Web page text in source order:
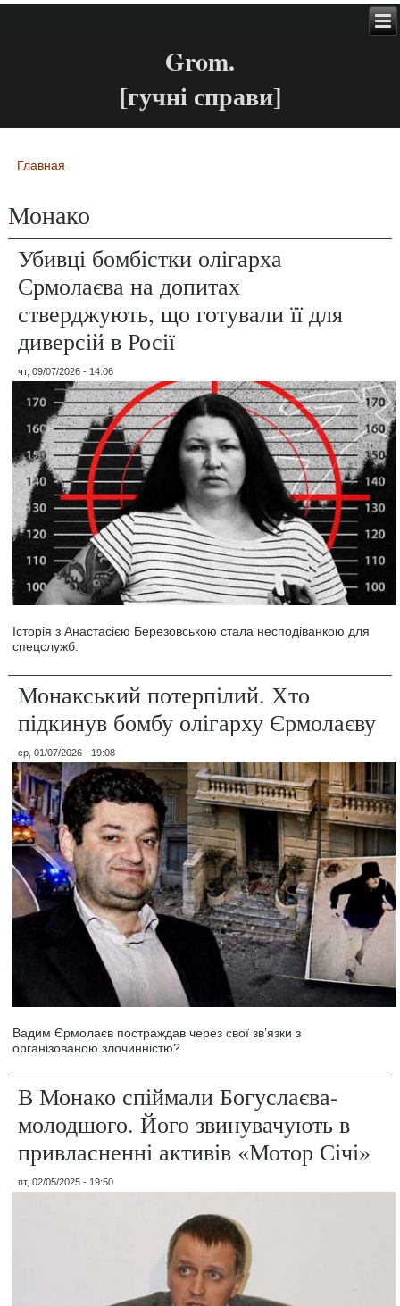
Grom.
[гучні справи]
Вы здесь
Главная
Монако
Убивці бомбістки олігарха
Єрмолаєва на допитах
стверджують, що готували її для
диверсій в Росії
чт, 09/07/2026 - 14:06
Історія з Анастасією Березовською стала несподіванкою для
спецслужб.
Монакський потерпілий. Хто
підкинув бомбу олігарху Єрмолаєву
ср, 01/07/2026 - 19:08
Вадим Єрмолаєв постраждав через свої зв’язки з
організованою злочинністю?
В Монако спіймали Богуслаєва-
молодшого. Його звинувачують в
привласненні активів «Мотор Січі»
пт, 02/05/2025 - 19:50